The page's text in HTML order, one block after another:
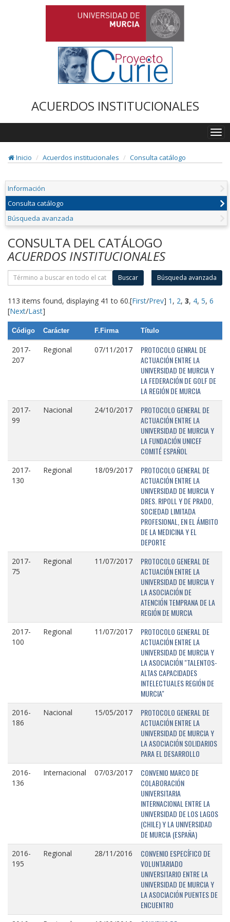
ACUERDOS INSTITUCIONALES
Inicio
Acuerdos institucionales Consulta catálogo
Información
Consulta catálogo
Búsqueda avanzada
CONSULTA DEL CATÁLOGO
ACUERDOS INSTITUCIONALES
Buscar Búsqueda avanzada
113 items found, displaying 41 to 60.[First/Prev] 1 , 2, 3, 4, 5, 6
[Next/Last]
Código Carácter F.Firma Título
2017-
207
Regional 07/11/2017
PROTOCOLO GENRAL DE
ACTUACIÓN ENTRE LA
UNIVERSIDAD DE MURCIA Y
LA FEDERACIÓN DE GOLF DE
LA REGIÓN DE MURCIA
2017-
99
Nacional 24/10/2017
PROTOCOLO GENERAL DE
ACTUACIÓN ENTRE LA
UNIVERSIDAD DE MURCIA Y
LA FUNDACIÓN UNICEF
COMITÉ ESPAÑOL
2017-
130
Regional 18/09/2017
PROTOCOLO GENERAL DE
ACTUACIÓN ENTRE LA
UNIVERSIDAD DE MURCIA Y
DRES. RIPOLL Y DE PRADO,
SOCIEDAD LIMITADA
PROFESIONAL, EN EL ÁMBITO
DE LA MEDICINA Y EL
DEPORTE
2017-
75
Regional 11/07/2017
PROTOCOLO GENERAL DE
ACTUACIÓN ENTRE LA
UNIVERSIDAD DE MURCIA Y
LA ASOCIACIÓN DE
ATENCIÓN TEMPRANA DE LA
REGIÓN DE MURCIA
2017-
100
Regional 11/07/2017
PROTOCOLO GENERAL DE
ACTUACIÓN ENTRE LA
UNIVERSIDAD DE MURCIA Y
LA ASOCIACIÓN "TALENTOS-
ALTAS CAPACIDADES
INTELECTUALES REGIÓN DE
MURCIA"
2016-
186
Nacional 15/05/2017
PROTOCOLO GENERAL DE
ACTUACIÓN ENTRE LA
UNIVERSIDAD DE MURCIA Y
LA ASOCIACIÓN SOLIDARIOS
PARA EL DESARROLLO
2016-
136
Internacional 07/03/2017
CONVENIO MARCO DE
COLABORACIÓN
UNIVERSITARIA
INTERNACIONAL ENTRE LA
UNIVERSIDAD DE LOS LAGOS
(CHILE) Y LA UNIVERSIDAD
DE MURCIA (ESPAÑA)
2016-
195
Regional 28/11/2016
CONVENIO ESPECÍFICO DE
VOLUNTARIADO
UNIVERSITARIO ENTRE LA
UNIVERSIDAD DE MURCIA Y
LA ASOCIACIÓN PUENTES DE
ENCUENTRO